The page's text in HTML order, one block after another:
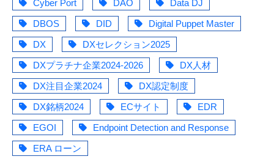
Cyber Port
DAO
Data DJ
DBOS
DID
Digital Puppet Master
DX
DXセレクション2025
DXプラチナ企業2024-2026
DX人材
DX注目企業2024
DX認定制度
DX銘柄2024
ECサイト
EDR
EGOI
Endpoint Detection and Response
ERA ローン